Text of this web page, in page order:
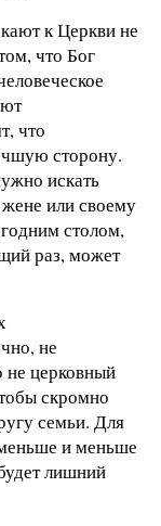
к Церкви не
что Бог
что
сторону.
искать
или своему
столом,
раз, может
не
не церковный
скромно
семьи. Для
и меньше
лишний